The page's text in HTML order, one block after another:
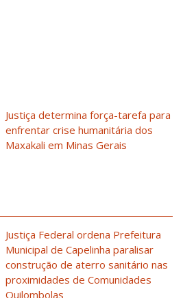
Justiça determina força-tarefa para
enfrentar crise humanitária dos
Maxakali em Minas Gerais
Justiça Federal ordena Prefeitura
Municipal de Capelinha paralisar
construção de aterro sanitário nas
proximidades de Comunidades
Quilombolas